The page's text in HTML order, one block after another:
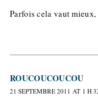
Parfois cela vaut mieux,
ROUCOUCOUCOU
21 SEPTEMBRE 2011 AT 1 H